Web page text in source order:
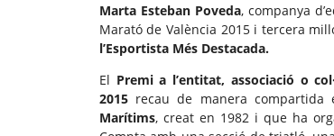
Marta Esteban Poveda, companya
Marató de València 2015 i tercera
l’Esportista Més Destacada.
El Premi a l’entitat, associació o
2015recau de manera compartida
Marítims, creat en 1982 i que ha